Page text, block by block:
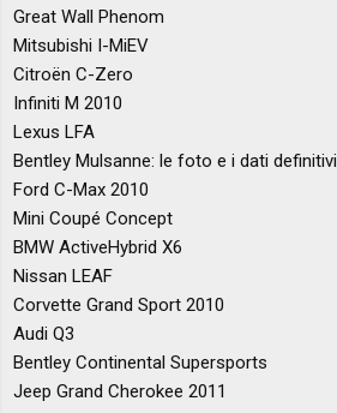
Great Wall Phenom
Mitsubishi I-MiEV
Citroën C-Zero
Infiniti M 2010
Lexus LFA
Bentley Mulsanne: le foto e i dati definitivi
Ford C-Max 2010
Mini Coupé Concept
BMW ActiveHybrid X6
Nissan LEAF
Corvette Grand Sport 2010
Audi Q3
Bentley Continental Supersports
Jeep Grand Cherokee 2011